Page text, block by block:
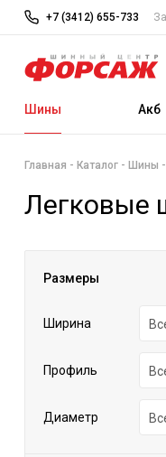
+7 (3412) 655-733
Шины Акб
Главная Каталог Шины
Легковые
Размеры
Ширина
Профиль
Диаметр